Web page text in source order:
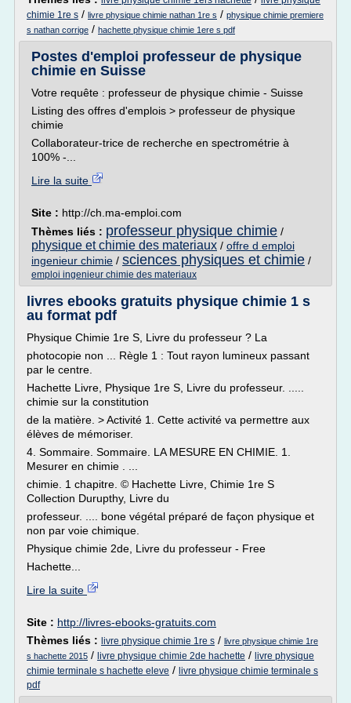
chimie 1re s / livre physique chimie nathan 1re s / physique chimie premiere
s nathan corrige / hachette physique chimie 1ere s pdf
Postes d'emploi professeur de physique
chimie en Suisse
Votre requête : professeur de physique chimie - Suisse
Listing des offres d'emplois > professeur de physique
chimie
Collaborateur-trice de recherche en spectrométrie à
100% -...
Lire la suite
Site : http://ch.ma-emploi.com
Thèmes liés : professeur physique chimie /
physique et chimie des materiaux / offre d emploi
ingenieur chimie / sciences physiques et chimie /
emploi ingenieur chimie des materiaux
livres ebooks gratuits physique chimie 1 s
au format pdf
Physique Chimie 1re S, Livre du professeur ? La
photocopie non ... Règle 1 : Tout rayon lumineux passant
par le centre.
Hachette Livre, Physique 1re S, Livre du professeur. .....
chimie sur la constitution
de la matière. > Activité 1. Cette activité va permettre aux
élèves de mémoriser.
4. Sommaire. Sommaire. LA MESURE EN CHIMIE. 1.
Mesurer en chimie . ...
chimie. 1 chapitre. © Hachette Livre, Chimie 1re S
Collection Durupthy, Livre du
professeur. .... bone végétal préparé de façon physique et
non par voie chimique.
Physique chimie 2de, Livre du professeur - Free
Hachette...
Lire la suite
Site : http://livres-ebooks-gratuits.com
Thèmes liés : livre physique chimie 1re s / livre physique chimie 1re
s hachette 2015 / livre physique chimie 2de hachette / livre physique
chimie terminale s hachette eleve / livre physique chimie terminale s
pdf